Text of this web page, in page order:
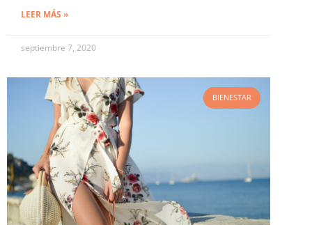
LEER MÁS »
septiembre 7, 2020
BIENESTAR